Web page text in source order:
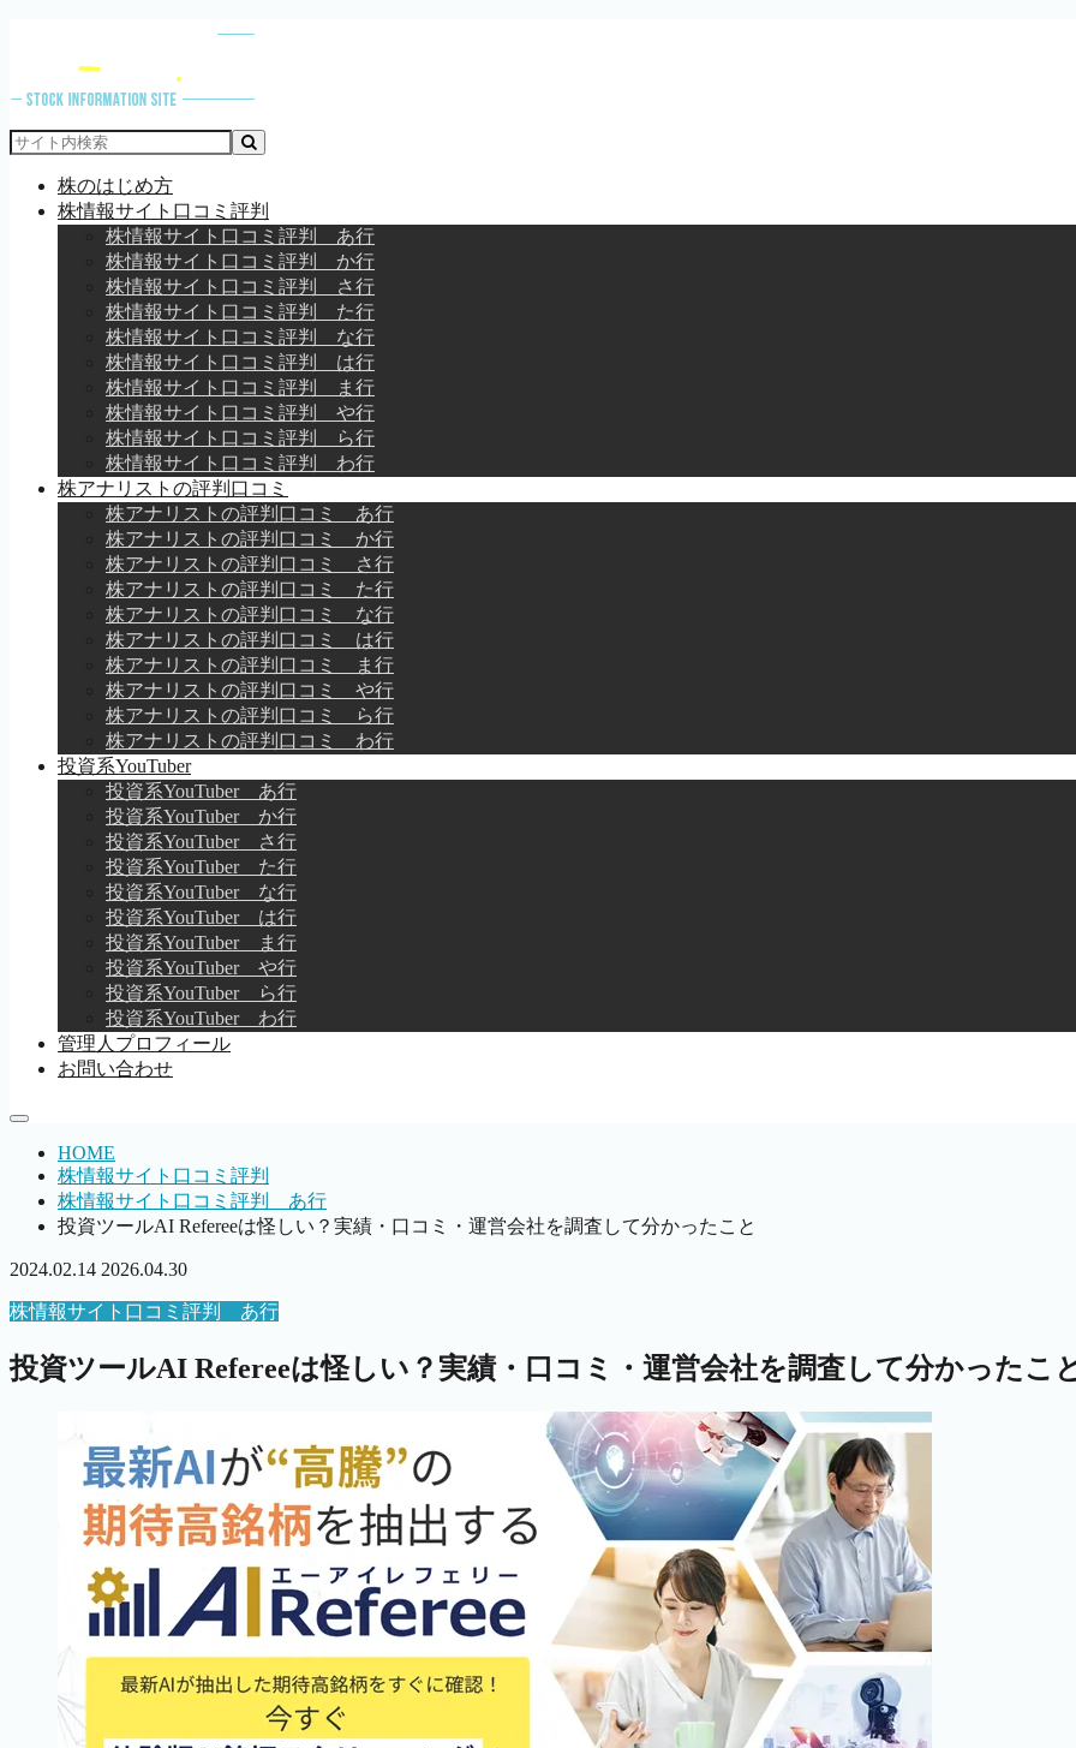
株のはじめ方
株情報サイト口コミ評判
株情報サイト口コミ評判 あ行
株情報サイト口コミ評判 か行
株情報サイト口コミ評判 さ行
株情報サイト口コミ評判 た行
株情報サイト口コミ評判 な行
株情報サイト口コミ評判 は行
株情報サイト口コミ評判 ま行
株情報サイト口コミ評判 や行
株情報サイト口コミ評判 ら行
株情報サイト口コミ評判 わ行
株アナリストの評判口コミ
株アナリストの評判口コミ あ行
株アナリストの評判口コミ か行
株アナリストの評判口コミ さ行
株アナリストの評判口コミ た行
株アナリストの評判口コミ な行
株アナリストの評判口コミ は行
株アナリストの評判口コミ ま行
株アナリストの評判口コミ や行
株アナリストの評判口コミ ら行
株アナリストの評判口コミ わ行
投資系YouTuber
投資系YouTuber あ行
投資系YouTuber か行
投資系YouTuber さ行
投資系YouTuber た行
投資系YouTuber な行
投資系YouTuber は行
投資系YouTuber ま行
投資系YouTuber や行
投資系YouTuber ら行
投資系YouTuber わ行
管理人プロフィール
お問い合わせ
HOME
株情報サイト口コミ評判
株情報サイト口コミ評判 あ行
投資ツールAI Refereeは怪しい？実績・口コミ・運営会社を調査して分かったこと
2024.02.14 2026.04.30
株情報サイト口コミ評判 あ行
投資ツールAI Refereeは怪しい？実績・口コミ・運営会社を調査して分かったこ